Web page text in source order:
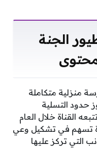
الجنة
منزلية متكاملة
حدود التسلية
القناة خلال العام
تسهم في تشكيل وعي
التي تركز عليها